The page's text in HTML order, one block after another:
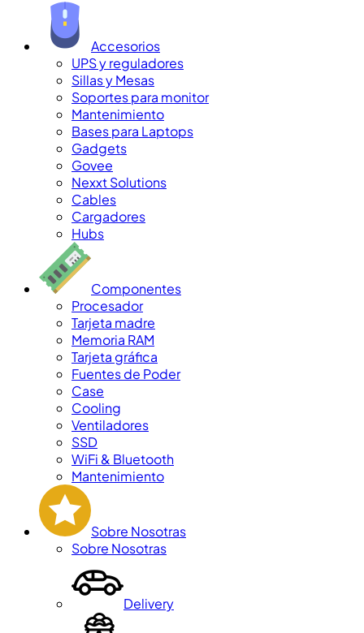
Accesorios
UPS y reguladores
Sillas y Mesas
Soportes para monitor
Mantenimiento
Bases para Laptops
Gadgets
Govee
Nexxt Solutions
Cables
Cargadores
Hubs
Componentes
Procesador
Tarjeta madre
Memoria RAM
Tarjeta gráfica
Fuentes de Poder
Case
Cooling
Ventiladores
SSD
WiFi & Bluetooth
Mantenimiento
Sobre Nosotras
Sobre Nosotras
Delivery